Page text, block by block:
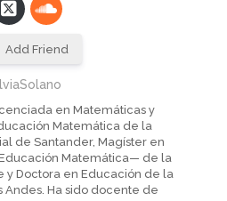
Add Friend
en Matemáticas y
Matemática de la
de Santander, Magíster en
Matemática— de la
y Doctora en Educación de la
Andes. Ha sido docente de